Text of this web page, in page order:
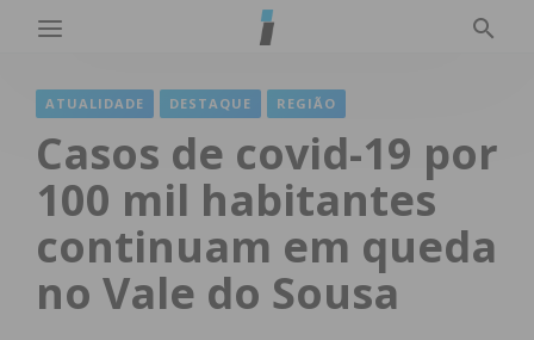
ATUALIDADE DESTAQUE REGIÃO
Casos de covid-19 por
100 mil habitantes
continuam em queda
no Vale do Sousa